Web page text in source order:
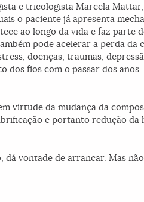
e tricologista Marcela
o paciente já apresenta
ao longo da vida e faz parte
pode acelerar a perda da
doenças, traumas,
dos fios com o passar dos anos.
virtude da mudança da
e portanto redução da
vontade de arrancar. Mas